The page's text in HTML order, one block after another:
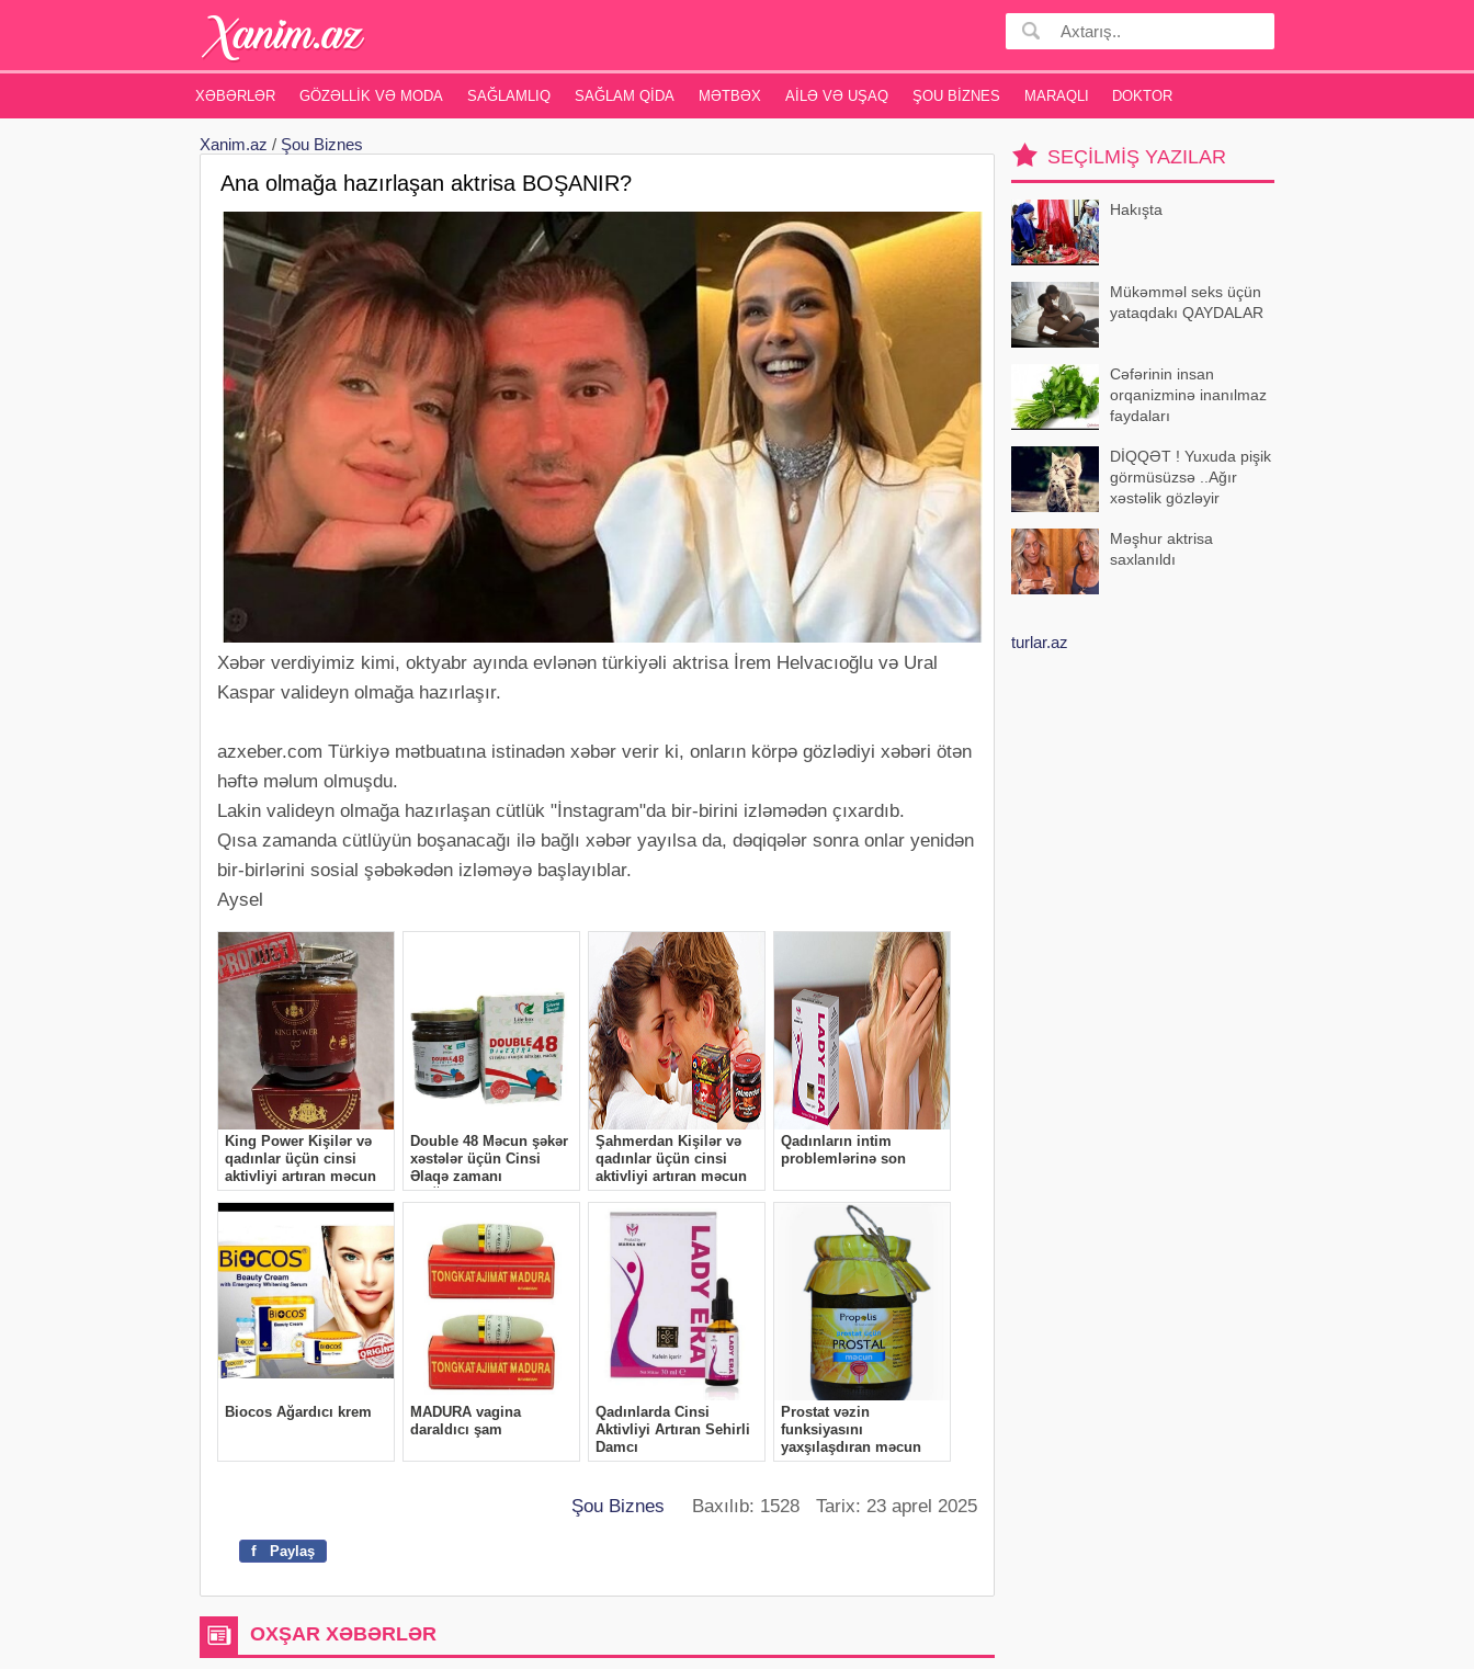
XƏBƏRLƏR GÖZƏLLIK VƏ MODA SAĞLAMLIQ SAĞLAM QIDA MƏTBƏX AILƏ VƏ UŞAQ ŞOU BIZNES MARAQLI DOKTOR
Xanim.az / Şou Biznes
Ana olmağa hazırlaşan aktrisa BOŞANIR?
Xəbər verdiyimiz kimi, oktyabr ayında evlənən türkiyəli aktrisa İrem Helvacıoğlu və Ural
Kaspar valideyn olmağa hazırlaşır.
azxeber.com Türkiyə mətbuatına istinadən xəbər verir ki, onların körpə gözlədiyi xəbəri ötən
həftə məlum olmuşdu.
Lakin valideyn olmağa hazırlaşan cütlük "İnstagram"da bir-birini izləmədən çıxardıb.
Qısa zamanda cütlüyün boşanacağı ilə bağlı xəbər yayılsa da, dəqiqələr sonra onlar yenidən
bir-birlərini sosial şəbəkədən izləməyə başlayıblar.
Aysel
Şou Biznes Baxılıb: 1528 Tarix: 23 aprel 2025
f Paylaş
OXŞAR XƏBƏRLƏR
SEÇILMIŞ YAZILAR
Hakışta
Mükəmməl seks üçün
yataqdakı QAYDALAR
Cəfərinin insan
orqanizminə inanılmaz
faydaları
DİQQƏT ! Yuxuda pişik
görmüsüzsə ..Ağır
xəstəlik gözləyir
Məşhur aktrisa
saxlanıldı
turlar.az